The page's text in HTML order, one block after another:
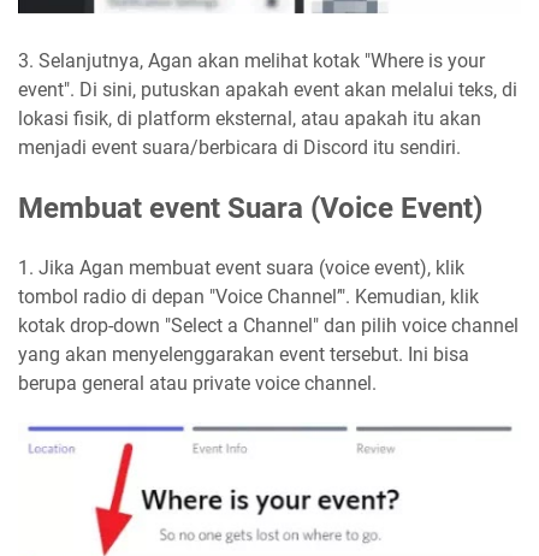
3. Selanjutnya, Agan akan melihat kotak "Where is your
event". Di sini, putuskan apakah event akan melalui teks, di
lokasi fisik, di platform eksternal, atau apakah itu akan
menjadi event suara/berbicara di Discord itu sendiri.
Membuat event Suara (Voice Event)
1. Jika Agan membuat event suara (voice event), klik
tombol radio di depan "Voice Channel’". Kemudian, klik
kotak drop-down "Select a Channel" dan pilih voice channel
yang akan menyelenggarakan event tersebut. Ini bisa
berupa general atau private voice channel.